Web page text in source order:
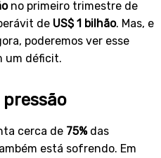
no primeiro trimestre de
de US$ 1 bilhão. Mas, e
poderemos ver esse
um déficit.
cerca de 75%das
está sofrendo. Em